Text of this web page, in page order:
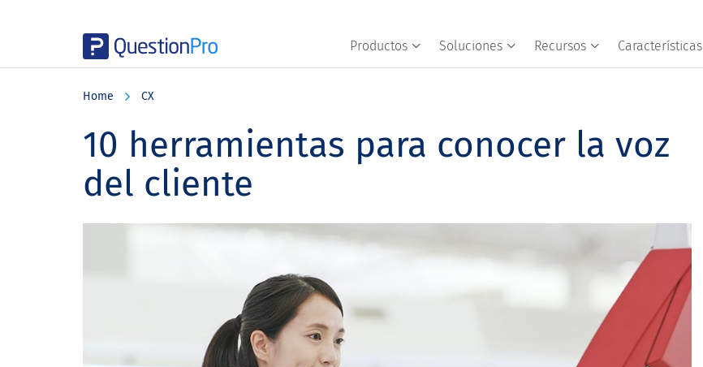
Productos Soluciones Recursos Características
Home CX
10 herramientas para conocer la voz
del cliente